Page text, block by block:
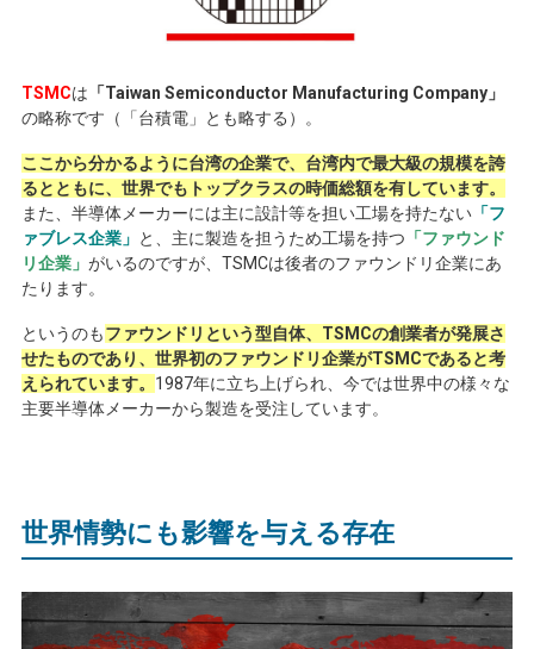
TSMCは 「Taiwan Semiconductor Manufacturing Company」
の略称です（「台積電」とも略する）。
ここから分かるように台湾の企業で、台湾内で最大級の規模を誇
るとともに、世界でもトップクラスの時価総額を有しています。
また、半導体メーカーには主に設計等を担い工場を持たない「フ
ァブレス企業」 と、主に製造を担うため工場を持つ 「ファウンド
リ企業」 がいるのですが、 TSMCは後者のファウンドリ企業にあ
たります。
というのもファウンドリという型自体、TSMCの創業者が発展さ
せたものであり、世界初のファウンドリ企業がTSMCであると考
えられています。 1987年に立ち上げられ、今では世界中の様々な
主要半導体メーカーから製造を受注しています。
世界情勢にも影響を与える存在